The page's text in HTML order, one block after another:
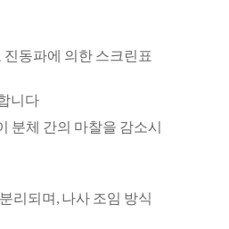
동파에 의한 스크린표
니다
분체 간의 마찰을 감소시
리되며, 나사 조임 방식